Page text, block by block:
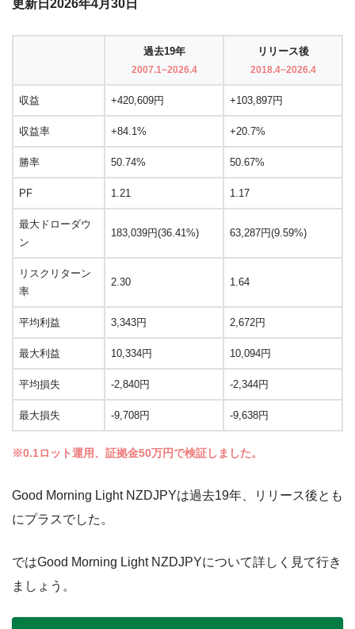
更新日2026年4月30日
過去19年
2007.1~2026.4
リリース後
2018.4~2026.4
収益 +420,609円 +103,897円
収益率 +84.1% +20.7%
勝率 50.74% 50.67%
PF 1.21 1.17
最大ドローダウ
ン
183,039円(36.41%) 63,287円(9.59%)
リスクリターン
率
2.30 1.64
平均利益 3,343円 2,672円
最大利益 10,334円 10,094円
平均損失 -2,840円 -2,344円
最大損失 -9,708円 -9,638円
※0.1ロット運用、証拠金50万円で検証しました。
Good Morning Light NZDJPYは過去19年、リリース後とも
にプラスでした。
ではGood Morning Light NZDJPYについて詳しく見て行き
ましょう。